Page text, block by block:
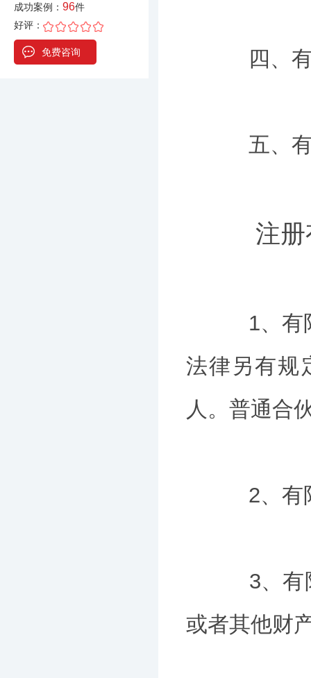
成功案例： 96件
好评：
免费咨询 四、有
五、有
注册有
1、有限
法律另有规
人。普通合
2、有限
3、有限
或者其他财